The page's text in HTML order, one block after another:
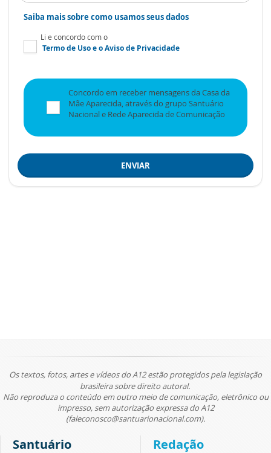
Saiba mais sobre como usamos seus dados
Li e concordo com o
Termo de Usoe oAviso de Privacidade
Concordo em receber mensagens da Casa da
Mãe Aparecida, através do grupo Santuário
Nacional e Rede Aparecida de Comunicação
ENVIAR
Os textos, fotos, artes e vídeos do A12 estão protegidos pela legislação
brasileira sobre direito autoral.
Não reproduza o conteúdo em outro meio de comunicação, eletrônico ou
impresso, sem autorização expressa do A12
(faleconosco@santuarionacional.com).
Santuário Redação